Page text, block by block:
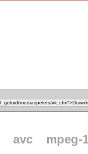
avc
mpeg-